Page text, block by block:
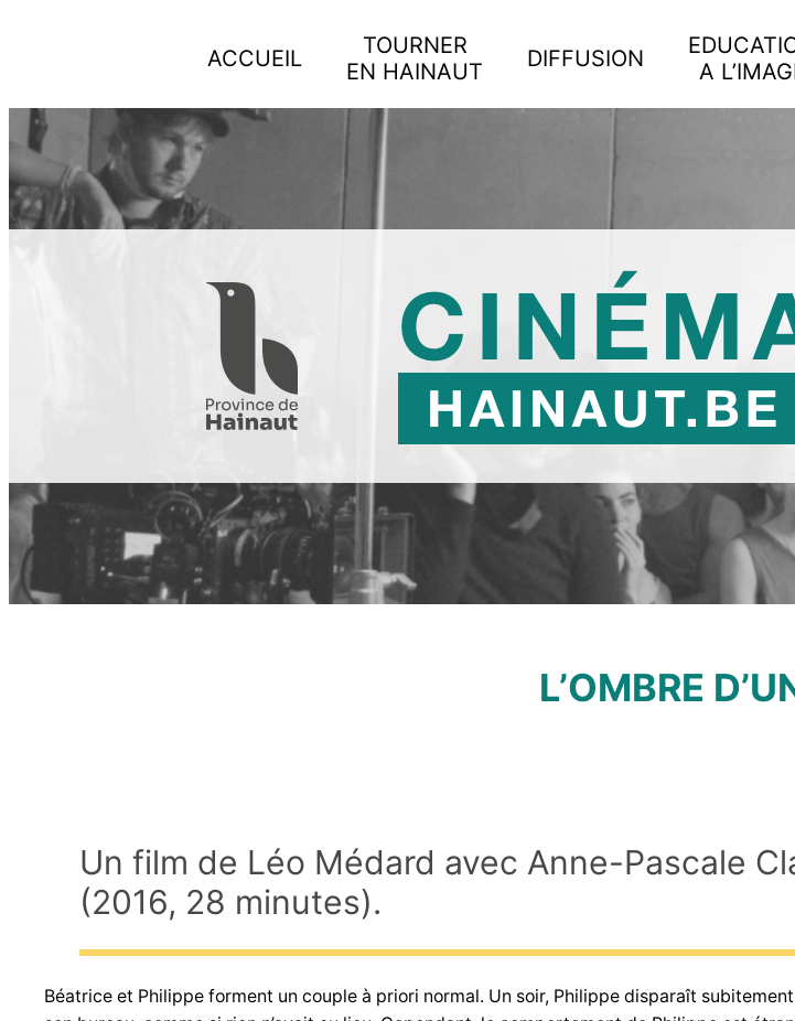
ACCUEIL
TOURNER
EN HAINAUT
DIFFUSION
A
L’OMBRE
Un film de Léo Médard avec Anne-Pascale
(2016, 28 minutes).
Béatrice et Philippe forment un couple à priori normal. Un soir, Philippe disparaît